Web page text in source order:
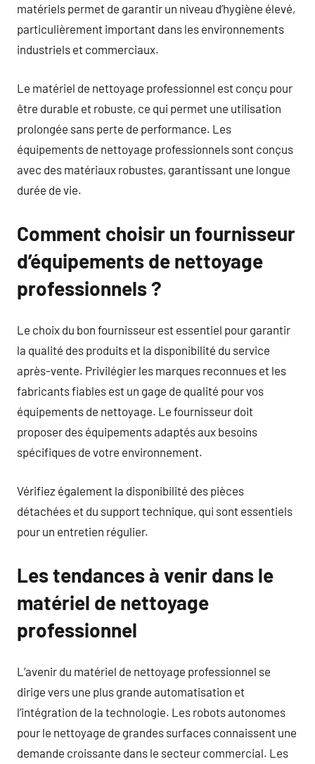
matériels permet de garantir un niveau d’hygiène élevé,
particulièrement important dans les environnements
industriels et commerciaux.
Le matériel de nettoyage professionnel est conçu pour
être durable et robuste, ce qui permet une utilisation
prolongée sans perte de performance. Les
équipements de nettoyage professionnels sont conçus
avec des matériaux robustes, garantissant une longue
durée de vie.
Comment choisir un fournisseur
d’équipements de nettoyage
professionnels ?
Le choix du bon fournisseur est essentiel pour garantir
la qualité des produits et la disponibilité du service
après-vente. Privilégier les marques reconnues et les
fabricants fiables est un gage de qualité pour vos
équipements de nettoyage. Le fournisseur doit
proposer des équipements adaptés aux besoins
spécifiques de votre environnement.
Vérifiez également la disponibilité des pièces
détachées et du support technique, qui sont essentiels
pour un entretien régulier.
Les tendances à venir dans le
matériel de nettoyage
professionnel
L’avenir du matériel de nettoyage professionnel se
dirige vers une plus grande automatisation et
l’intégration de la technologie. Les robots autonomes
pour le nettoyage de grandes surfaces connaissent une
demande croissante dans le secteur commercial. Les